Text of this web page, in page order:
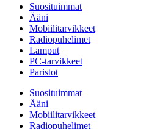
Suosituimmat
Ääni
Mobiilitarvikkeet
Radiopuhelimet
Lamput
PC-tarvikkeet
Paristot
Suosituimmat
Ääni
Mobiilitarvikkeet
Radiopuhelimet